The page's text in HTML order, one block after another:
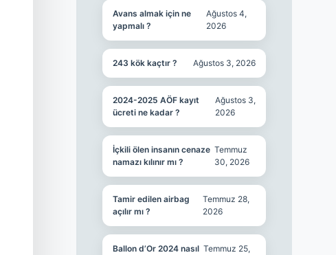
Avans almak için ne
yapmalı ?
Ağustos 4,
2026
243 kök kaçtır ? Ağustos 3, 2026
2024-2025 AÖF kayıt
ücreti ne kadar ?
Ağustos 3,
2026
İçkili ölen insanın cenaze
namazı kılınır mı ?
Temmuz
30, 2026
Tamir edilen airbag
açılır mı ?
Temmuz 28,
2026
Ballon d’Or 2024 nasıl Temmuz 25,